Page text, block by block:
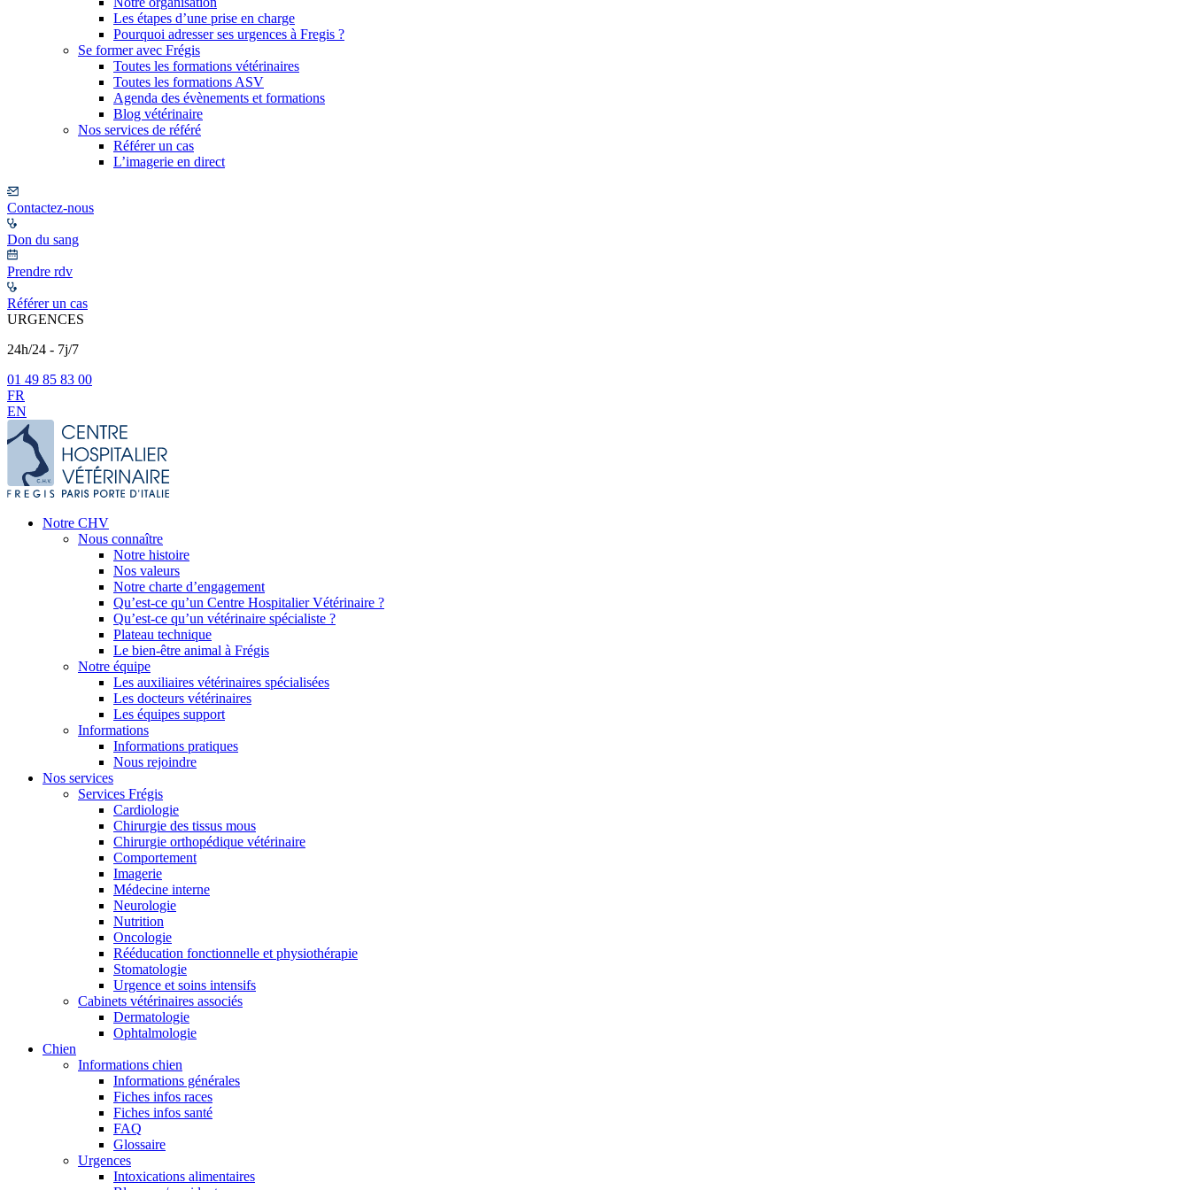
Les étapes d’une prise en charge
Pourquoi adresser ses urgences à Fregis ?
Se former avec Frégis
Toutes les formations vétérinaires
Toutes les formations ASV
Agenda des évènements et formations
Blog vétérinaire
Nos services de référé
Référer un cas
L’imagerie en direct
Contactez-nous
Don du sang
Prendre rdv
Référer un cas
URGENCES
24h/24 - 7j/7
01 49 85 83 00
FR
EN
Notre CHV
Nous connaître
Notre histoire
Nos valeurs
Notre charte d’engagement
Qu’est-ce qu’un Centre Hospitalier Vétérinaire ?
Qu’est-ce qu’un vétérinaire spécialiste ?
Plateau technique
Le bien-être animal à Frégis
Notre équipe
Les auxiliaires vétérinaires spécialisées
Les docteurs vétérinaires
Les équipes support
Informations
Informations pratiques
Nous rejoindre
Nos services
Services Frégis
Cardiologie
Chirurgie des tissus mous
Chirurgie orthopédique vétérinaire
Comportement
Imagerie
Médecine interne
Neurologie
Nutrition
Oncologie
Rééducation fonctionnelle et physiothérapie
Stomatologie
Urgence et soins intensifs
Cabinets vétérinaires associés
Dermatologie
Ophtalmologie
Chien
Informations chien
Informations générales
Fiches infos races
Fiches infos santé
FAQ
Glossaire
Urgences
Intoxications alimentaires